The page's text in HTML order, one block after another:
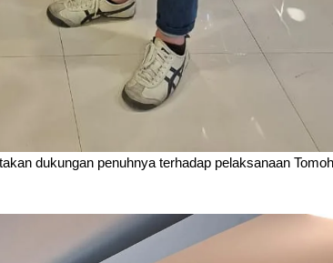
dukungan penuhnya terhadap pelaksanaan